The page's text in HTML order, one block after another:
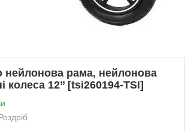
нейлонова рама, нейлонова
колеса 12’’ [tsi260194-TSI]